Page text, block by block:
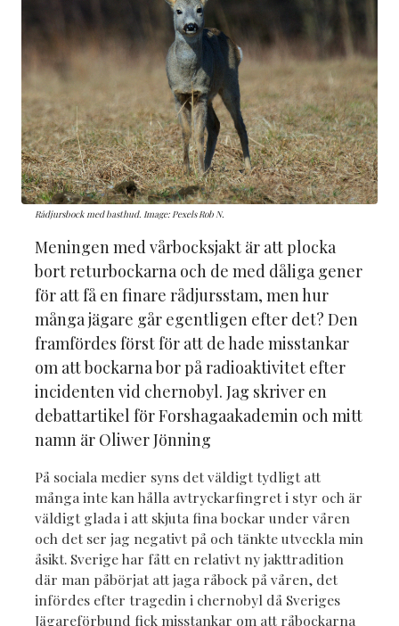
Rådjursbock med basthud. Image: Pexels Rob N.
Meningen med vårbocksjakt är att plocka
bort returbockarna och de med dåliga gener
för att få en finare rådjursstam, men hur
många jägare går egentligen efter det? Den
framfördes först för att de hade misstankar
om att bockarna bor på radioaktivitet efter
incidenten vid chernobyl. Jag skriver en
debattartikel för Forshagaakademin och mitt
namn är Oliwer Jönning
På sociala medier syns det väldigt tydligt att
många inte kan hålla avtryckarfingret i styr och är
väldigt glada i att skjuta fina bockar under våren
och det ser jag negativt på och tänkte utveckla min
åsikt. Sverige har fått en relativt ny jakttradition
där man påbörjat att jaga råbock på våren, det
infördes efter tragedin i chernobyl då Sveriges
Jägareförbund fick misstankar om att råbockarna